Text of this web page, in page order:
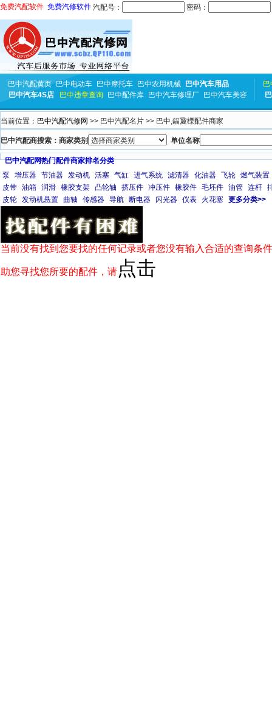
免费汽配软件 免费汽修软件 汽配号： 密码：
巴中汽配黄页 巴中电动车 巴中摩托车 巴中农用机械
巴中汽车用品
巴中汽车4S店
巴中违章查询 巴中配件库 巴中汽车修理厂 巴中汽车美容
当前位置： 巴中汽配汽修网 >> 巴中汽配名片 >> 巴中,鍢夐櫟配件商家
巴中汽配商搜索：商家类别 单位名称
巴中汽配网热门配件商家排名分类
泵
增压器 节油器 发动机 活塞 气缸 进气系统 滤清器 化油器 飞轮 燃气装置
皮带 油箱 润滑 橡胶支架 凸轮轴 挤压件 冲压件 橡胶件 毛坯件 油管 连杆
皮轮 发动机悬置 曲轴 传感器 导航 断电器 闪光器 仪表 火花塞 更多分类>>
当前没有找到您要找的任何记录或者您没有输入合适的查询条
助您寻找您所要的配件，请 点击